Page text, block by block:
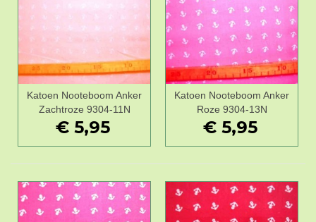
Katoen Nooteboom Anker
Zachtroze 9304-11N
€ 5,95
Katoen Nooteboom Anker
Roze 9304-13N
€ 5,95